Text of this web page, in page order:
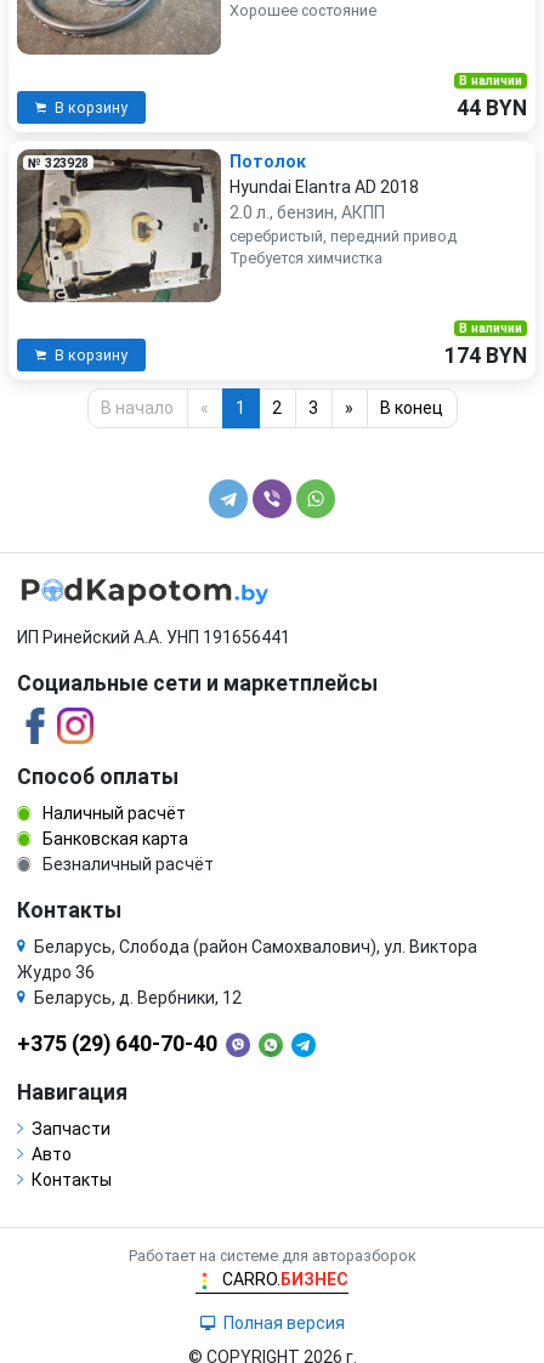
Хорошее состояние
В корзину
В наличии
44 BYN
№ 323928
Потолок
Hyundai Elantra AD 2018
2.0 л., бензин, АКПП
серебристый, передний привод
Требуется химчистка
В корзину
В наличии
174 BYN
В начало « 1 2 3 » В конец
ИП Ринейский А.А. УНП 191656441
Социальные сети и маркетплейсы
Способ оплаты
Наличный расчёт
Банковская карта
Безналичный расчёт
Контакты
Беларусь, Слобода (район Самохвалович), ул. Виктора
Жудро 36
Беларусь, д. Вербники, 12
+375 (29) 640-70-40
Навигация
Запчасти
Авто
Контакты
Работает на системе для авторазборок
CARRO. БИЗНЕС
Полная версия
© COPYRIGHT 2026 г.